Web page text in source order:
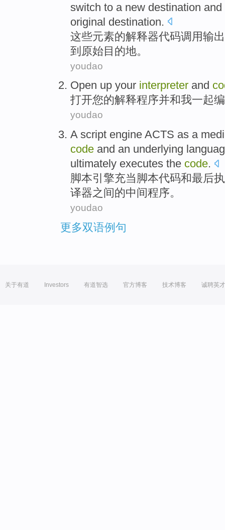
switch to a new destination and
original destination.
这些元素的解释器代码调用输出
到 原始目的地。
youdao
Open up your interpreter and
打开您的解释程序并和我一起
youdao
A script engine ACTS as a
code and an underlying
ultimately executes the code.
脚本引擎充当脚本代码和最后
译器之间的中间程序。
youdao
更多双语例句
关于有道 Investors 有道智选 官方博客 技术博客 诚聘英才